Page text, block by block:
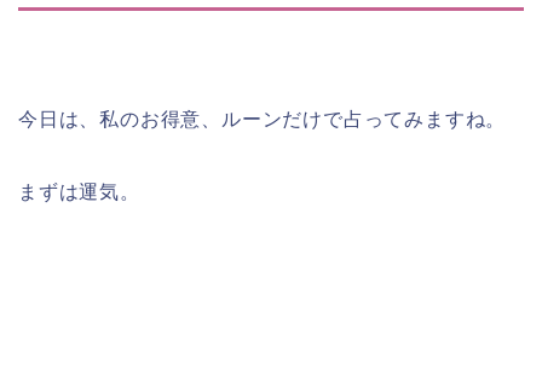
今日は、私のお得意、ルーンだけで占ってみますね。
まずは運気。